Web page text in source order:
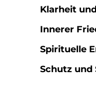
Klarheit
Innerer
Spirituelle
Schutz und